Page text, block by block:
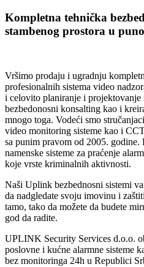
Kompletna tehnička
stambenog prostora u
Vršimo prodaju i ugradnju
profesionalnih sistema video
i celovito planiranje i projektovanje
bezbedonosni konsalting kao i
mnogo toga. Vodeći smo
video monitoring sisteme kao i
sa punim pravom od 2005. godine.
namenske sisteme za praćenje
koje vrste kriminalnih aktivnosti.
Naši Uplink bezbednosni sistemi
da nadgledate svoju imovinu i
tamo, tako da možete da budete
god da radite.
UPLINK Security Services d.o.o.
poslovne i kućne alarmne sisteme
bez monitoringa 24h u Republici